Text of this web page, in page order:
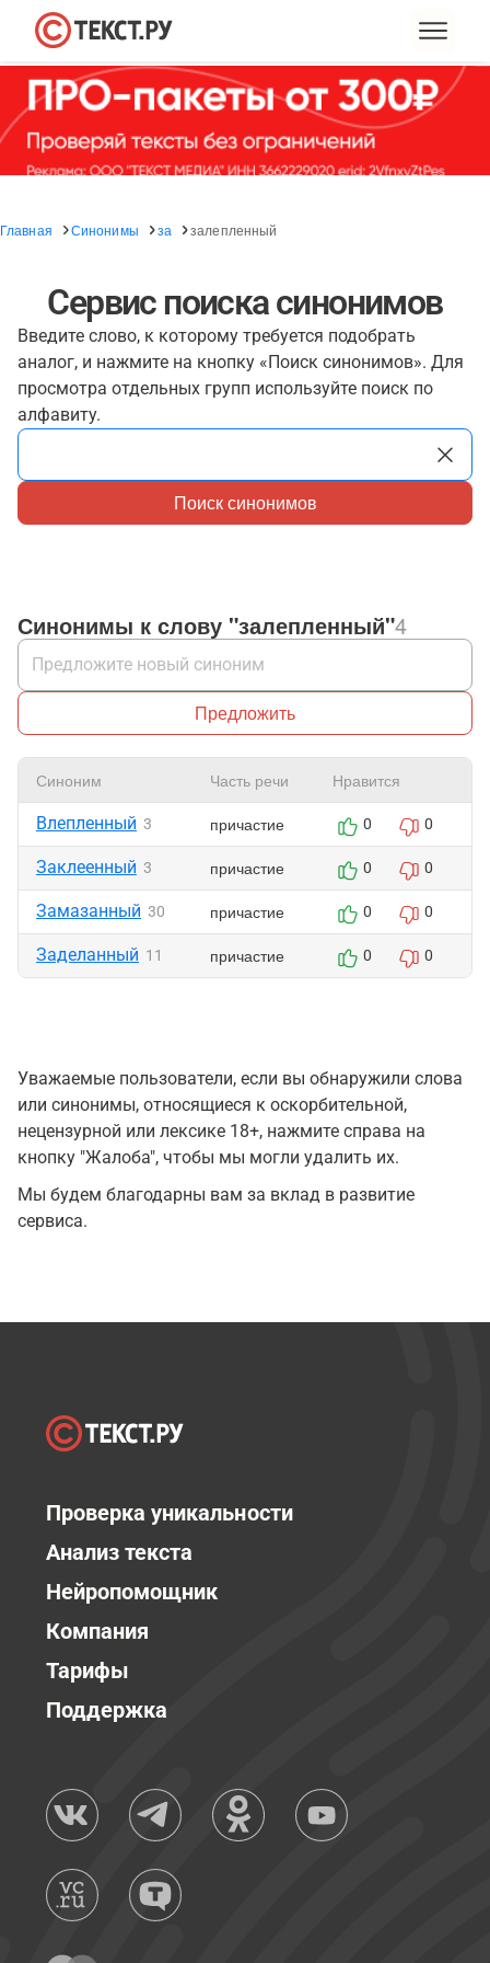
Главная Синонимы за залепленный
Сервис поиска синонимов
Введите слово, к которому требуется подобрать
аналог, и нажмите на кнопку «Поиск синонимов». Для
просмотра отдельных групп используйте поиск по
алфавиту.
Поиск синонимов
Синонимы к слову "залепленный"4
Предложить
Синоним Часть речи Нравится
Влепленный 3 причастие 0 0
Заклеенный 3 причастие 0 0
Замазанный 30 причастие 0 0
Заделанный 11 причастие 0 0
Уважаемые пользователи, если вы обнаружили слова
или синонимы, относящиеся к оскорбительной,
нецензурной или лексике 18+, нажмите справа на
кнопку "Жалоба", чтобы мы могли удалить их.
Мы будем благодарны вам за вклад в развитие
сервиса.
Проверка уникальности
Анализ текста
Нейропомощник
Компания
Тарифы
Поддержка